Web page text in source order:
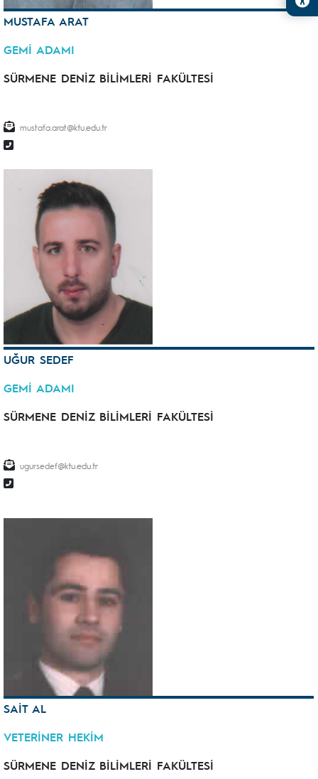
MUSTAFA ARAT
GEMİ ADAMI
SÜRMENE DENİZ BİLİMLERİ FAKÜLTESİ
mustafa.arat
UĞUR SEDEF
GEMİ ADAMI
SÜRMENE DENİZ BİLİMLERİ FAKÜLTESİ
ugursedef
SAİT AL
VETERİNER HEKİM
SÜRMENE DENİZ BİLİMLERİ FAKÜLTESİ